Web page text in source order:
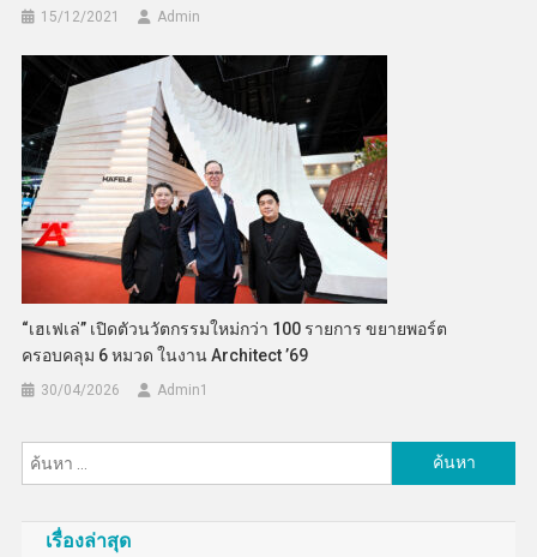
15/12/2021 Admin
“เฮเฟเล่” เปิดตัวนวัตกรรมใหม่กว่า 100 รายการ ขยายพอร์ต
ครอบคลุม 6 หมวด ในงาน Architect ’69
30/04/2026 Admin​1
สำหรับ:
เรื่องล่าสุด